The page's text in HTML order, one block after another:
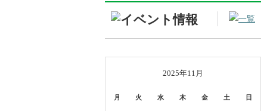
2025年11月
月 火 水 木 金 土 日